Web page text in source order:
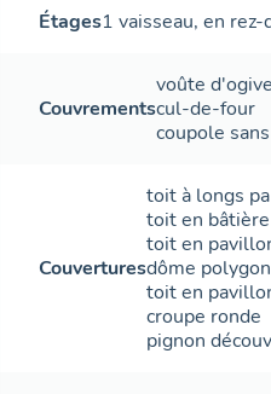
Étages1 vaisseau, en rez-
Couvrements
voûte
cul-de-four
coupole
Couvertures
toit à longs
toit en bâtière
toit en
dôme
toit en
croupe ronde
pignon